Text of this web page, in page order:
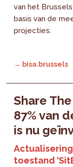
van het
basis van de
projecties.
→ bisa.brussels
Share
87% van
is nu
toestand